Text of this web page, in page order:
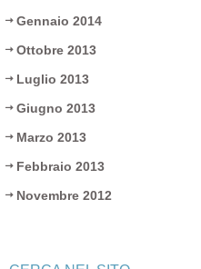
Gennaio 2014
Ottobre 2013
Luglio 2013
Giugno 2013
Marzo 2013
Febbraio 2013
Novembre 2012